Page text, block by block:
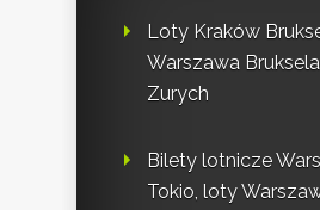
Loty Kraków
Warszawa
Zurych
Bilety lotnicze
Tokio, loty